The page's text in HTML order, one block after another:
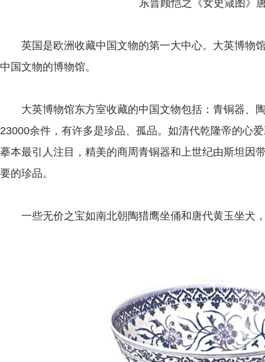
东晋顾恺之《女史箴图》
英国是欧洲收藏中国文物的第一大中心。大英博物
中国文物的博物馆。
大英博物馆东方室收藏的中国文物包括：青铜器、
23000余件，有许多是珍品、孤品。如清代乾隆帝的心
摹本最引人注目，精美的商周青铜器和上世纪由斯坦因
要的珍品。
一些无价之宝如南北朝陶猎鹰坐俑和唐代黄玉坐犬